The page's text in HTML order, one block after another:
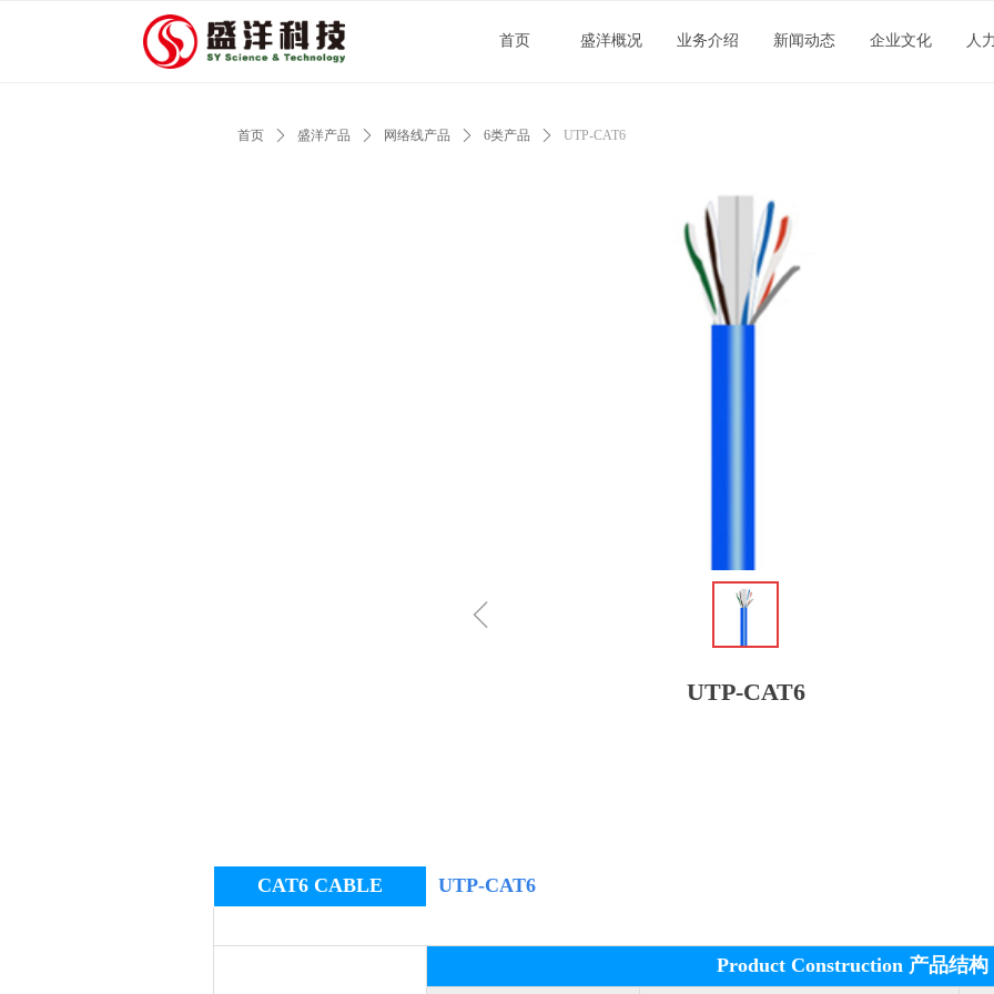
首页 盛洋概况 业务介绍 新闻动态 企业文化 人
首页 ꄲ 盛洋产品 ꄲ 网络线产品 ꄲ 6类产品 ꄲ UTP-CAT6
ꁆ
UTP-CAT6
CAT6 CABLE UTP-CAT6
Product Construction 产品结构